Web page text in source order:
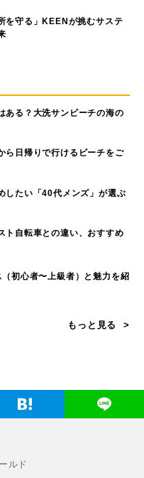
を守る」KEENが挑むサステ
ある？大洗サンビーチの海の
ら日帰りで行けるビーチをご
したい「40代メンズ」が選ぶ
ト自転車との違い、おすすめ
初心者〜上級者）と魅力を紹
もっと見る
ルド